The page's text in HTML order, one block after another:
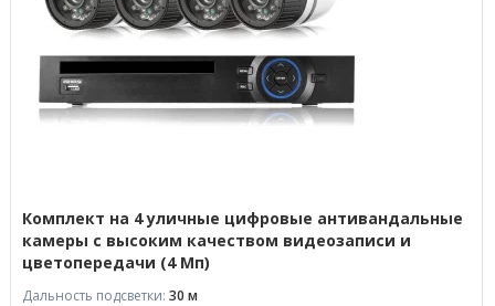
Комплект на 4 уличные цифровые антивандальные
камеры с высоким качеством видеозаписи и
цветопередачи (4 Мп)
Дальность подсветки: 30 м